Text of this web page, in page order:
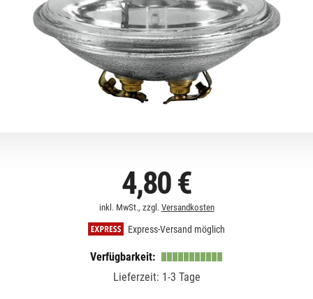
4,80 €
inkl. MwSt., zzgl. Versandkosten
Express-Versand möglich
Verfügbarkeit:
Lieferzeit: 1-3 Tage